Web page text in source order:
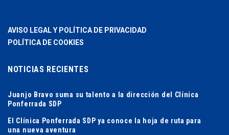
AVISO LEGAL Y POLÍTICA DE PRIVACIDAD
POLÍTICA DE COOKIES
NOTICIAS RECIENTES
Juanjo Bravo suma su talento a la dirección del Clínica
Ponferrada SDP
El Clínica Ponferrada SDP ya conoce la hoja de ruta para
una nueva aventura